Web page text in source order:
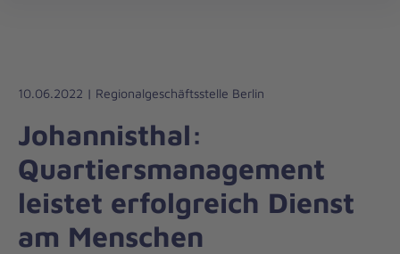
Liebe
Leben
10.06.2022 | Regionalgeschäftsstelle Berlin
Johannisthal:
Quartiersmanagement
leistet erfolgreich Dienst
am Menschen